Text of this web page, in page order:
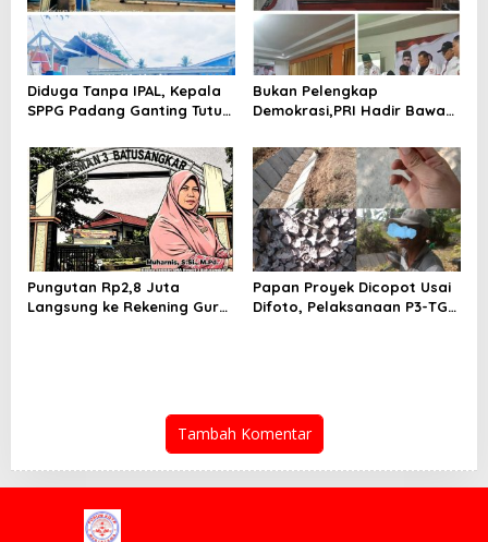
Diduga Tanpa IPAL, Kepala
SPPG Padang Ganting Tutup
Media Masuk
Bukan Pelengkap
Demokrasi,PRI Hadir Bawa
Kesehatan Rakyat, Kami
Hadir Selesaikan Masalah
Rakyat
Pungutan Rp2,8 Juta
Langsung ke Rekening Guru,
Papan Proyek Dicopot Usai
Difoto, Pelaksanaan P3-TGAI
Tambah Komentar